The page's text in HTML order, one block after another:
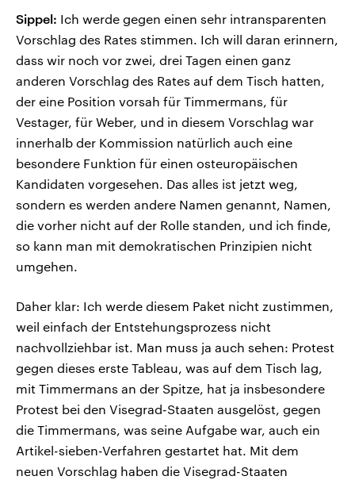
Sippel: Ich werde gegen einen sehr intransparenten
Vorschlag des Rates stimmen. Ich will daran erinnern,
dass wir noch vor zwei, drei Tagen einen ganz
anderen Vorschlag des Rates auf dem Tisch hatten,
der eine Position vorsah für Timmermans, für
Vestager, für Weber, und in diesem Vorschlag war
innerhalb der Kommission natürlich auch eine
besondere Funktion für einen osteuropäischen
Kandidaten vorgesehen. Das alles ist jetzt weg,
sondern es werden andere Namen genannt, Namen,
die vorher nicht auf der Rolle standen, und ich finde,
so kann man mit demokratischen Prinzipien nicht
umgehen.
Daher klar: Ich werde diesem Paket nicht zustimmen,
weil einfach der Entstehungsprozess nicht
nachvollziehbar ist. Man muss ja auch sehen: Protest
gegen dieses erste Tableau, was auf dem Tisch lag,
mit Timmermans an der Spitze, hat ja insbesondere
Protest bei den Visegrad-Staaten ausgelöst, gegen
die Timmermans, was seine Aufgabe war, auch ein
Artikel-sieben-Verfahren gestartet hat. Mit dem
neuen Vorschlag haben die Visegrad-Staaten